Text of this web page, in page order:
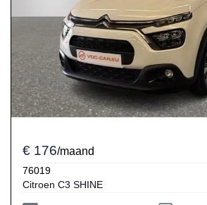
€ 176/maand
76019
Citroen C3 SHINE